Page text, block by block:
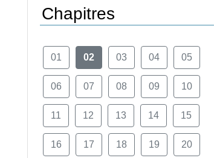
Chapitres
01 02 03 04 05
06 07 08 09 10
11 12 13 14 15
16 17 18 19 20